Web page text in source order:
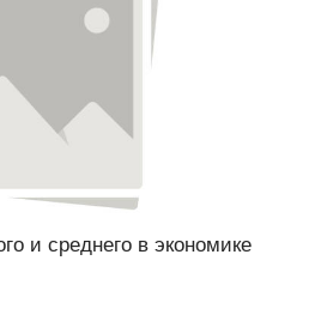
и среднего в экономике